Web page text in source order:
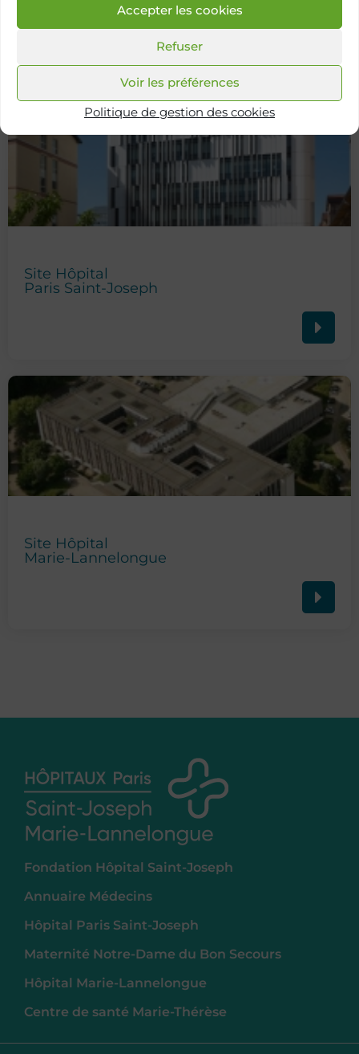
Accepter les cookies
Refuser
Voir les préférences
Politique de gestion des cookies
Site Hôpital
Paris Saint-Joseph
Site Hôpital
Marie-Lannelongue
Fondation Hôpital Saint-Joseph
Annuaire Médecins
Hôpital Paris Saint-Joseph
Maternité Notre-Dame du Bon Secours
Hôpital Marie-Lannelongue
Centre de santé Marie-Thérèse